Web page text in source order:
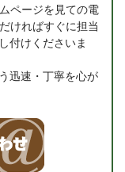
ページを見ての電
ければすぐに担当
付けくださいま
迅速・丁寧を心が